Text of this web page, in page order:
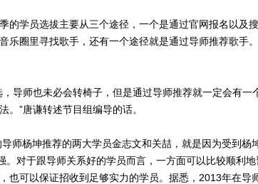
学员选拔主要从三个途径，一个是通过官网报名以及
乐圈里寻找歌手，还有一个途径就是通过导师推荐歌手
师也未必会转椅子，但是通过导师推荐就一定会有一
。”唐谦转述节目组编导的话。
杨坤推荐的两大学员金志文和关喆，就是因为受到杨
。对于跟导师关系好的学员而言，一方面可以比较顺利地
也可以保证招收到足够实力的学员。据悉，2013年在导